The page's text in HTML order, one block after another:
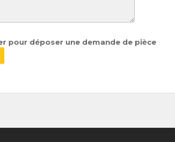
pour déposer une demande de pièce